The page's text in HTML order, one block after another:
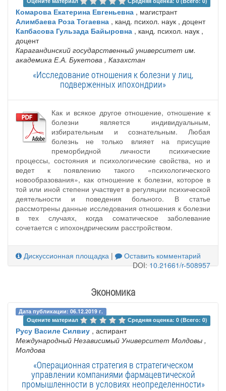
Комарова Екатерина Евгеньевна , магистрант
Алимбаева Роза Тогаевна , канд. психол. наук , доцент
Капбасова Гульзада Байыровна , канд. психол. наук ,
доцент
Карагандинский государственный университет им.
академика Е.А. Букетова , Казахстан
«Исследование отношения к болезни у лиц,
подверженных ипохондрии»
Как и всякое другое отношение, отношение к
болезни является индивидуальным,
избирательным и сознательным. Любая
болезнь не только влияет на присущие
преморбидной личности психические
процессы, состояния и психологические свойства, но и
ведет к появлению такого «психологического
новообразования», как отношение к болезни, которое в
той или иной степени участвует в регуляции психической
деятельности и поведения больного. В статье
рассмотрены данные исследования отношения к болезни
в тех случаях, когда соматическое заболевание
сочетается с ипохондрическим расстройством.
Дискуссионная площадка |
Оставить комментарий
DOI:10.21661/r-508957
Экономика
Дата публикации: 06.12.2019 г.
Оцените материал
Средняя оценка: 0 (Всего: 0)
Русу Василе Силвиу , аспирант
Международный Независимый Университет Молдовы ,
Молдова
«Операционная стратегия в стратегическом
управлении компаниями фармацевтической
промышленности в условиях неопределенности»